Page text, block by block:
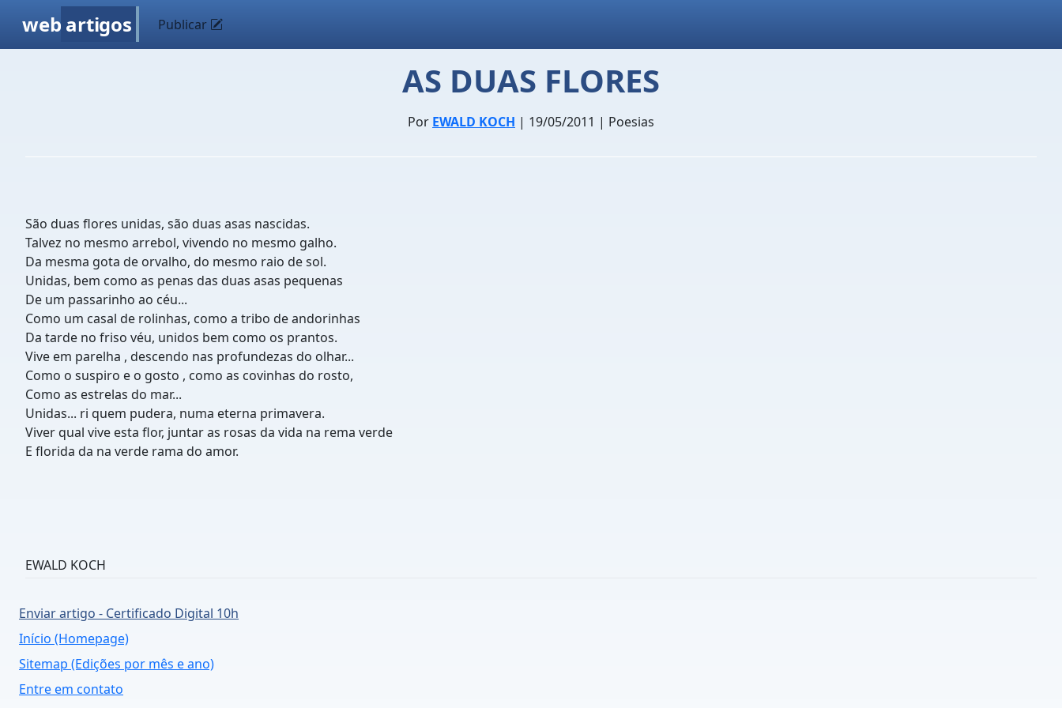
web artigos Publicar
AS DUAS FLORES
Por EWALD KOCH | 19/05/2011 | Poesias
São duas flores unidas, são duas asas nascidas.
Talvez no mesmo arrebol, vivendo no mesmo galho.
Da mesma gota de orvalho, do mesmo raio de sol.
Unidas, bem como as penas das duas asas pequenas
De um passarinho ao céu...
Como um casal de rolinhas, como a tribo de andorinhas
Da tarde no friso véu, unidos bem como os prantos.
Vive em parelha , descendo nas profundezas do olhar...
Como o suspiro e o gosto , como as covinhas do rosto,
Como as estrelas do mar...
Unidas... ri quem pudera, numa eterna primavera.
Viver qual vive esta flor, juntar as rosas da vida na rema verde
E florida da na verde rama do amor.
EWALD KOCH
Enviar artigo - Certificado Digital 10h
Início (Homepage)
Sitemap (Edições por mês e ano)
Entre em contato